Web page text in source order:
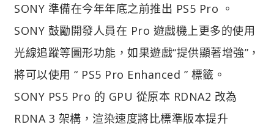
SONY 準備在今年年底之前推出 PS5 Pro 。
SONY 鼓勵開發人員在 Pro 遊戲機上更多的使用
光線追蹤等圖形功能，如果遊戲“提供顯著增強”，
將可以使用 “ PS5 Pro Enhanced ” 標籤。
SONY PS5 Pro 的 GPU 從原本 RDNA2 改為
RDNA 3 架構，渲染速度將比標準版本提升